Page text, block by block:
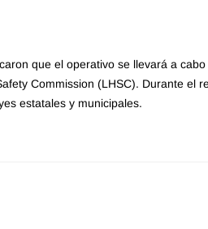
que el operativo se llevará a
Commission (LHSC). Durante el
estatales y municipales.